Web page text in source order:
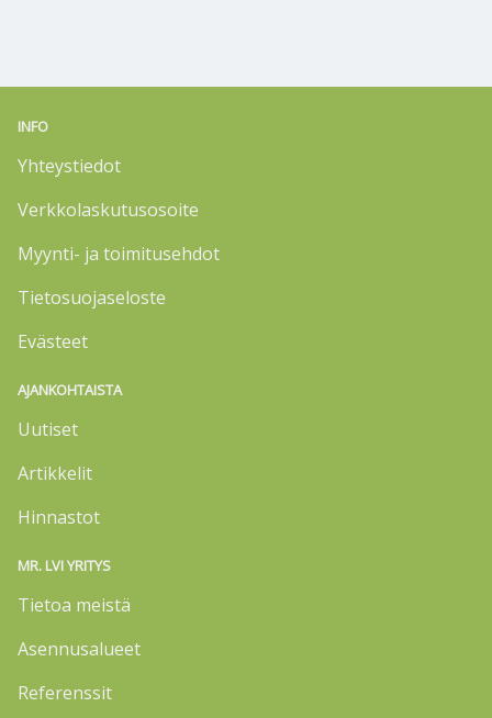
INFO
Yhteystiedot
Verkkolaskutusosoite
Myynti- ja toimitusehdot
Tietosuojaseloste
Evästeet
AJANKOHTAISTA
Uutiset
Artikkelit
Hinnastot
MR. LVI YRITYS
Tietoa meistä
Asennusalueet
Referenssit